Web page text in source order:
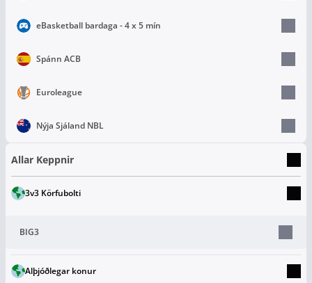
eBasketball bardaga - 4 x 5 mín
Spánn ACB
Euroleague
Nýja Sjáland NBL
Allar Keppnir
3v3 Körfubolti
BIG3
Alþjóðlegar konur